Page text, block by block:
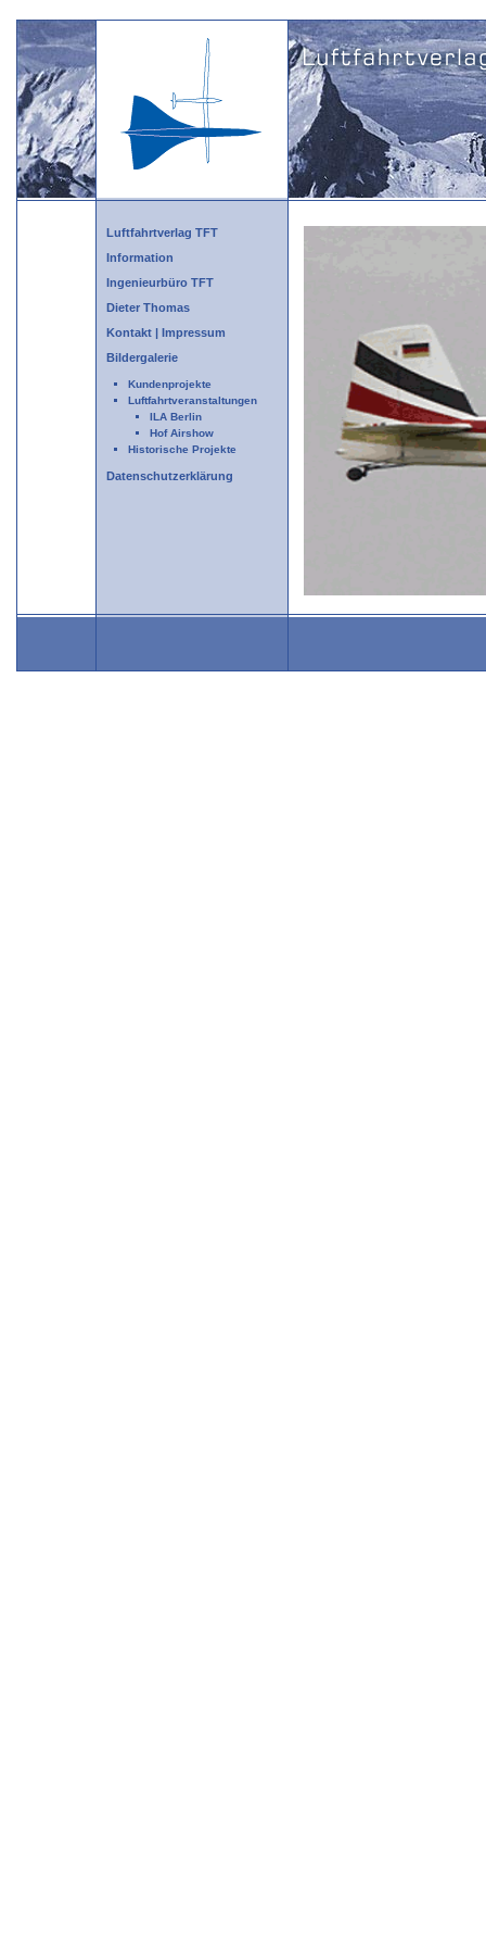
Luftfahrtverlag TFT
Information
Ingenieurbüro TFT
Dieter Thomas
Kontakt | Impressum
Bildergalerie
Kundenprojekte
Luftfahrtveranstaltungen
ILA Berlin
Hof Airshow
Historische Projekte
Datenschutzerklärung